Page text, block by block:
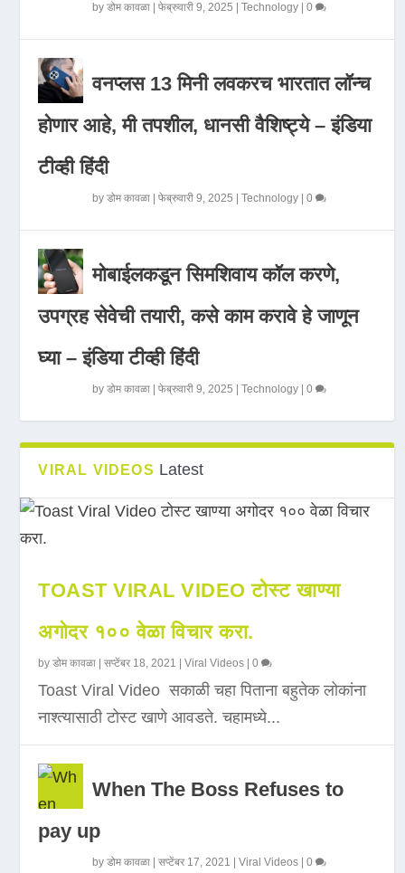
byडोम कावळा |फेब्रुवारी 9, 2025 |Technology |0
वनप्लस 13 मिनी लवकरच भारतात लॉन्च
होणार आहे, मी तपशील, धानसी वैशिष्ट्ये – इंडिया
टीव्ही हिंदी
byडोम कावळा |फेब्रुवारी 9, 2025 |Technology |0
मोबाईलकडून सिमशिवाय कॉल करणे,
उपग्रह सेवेची तयारी, कसे काम करावे हे जाणून
घ्या – इंडिया टीव्ही हिंदी
byडोम कावळा |फेब्रुवारी 9, 2025 |Technology |0
VIRAL VIDEOS Latest
TOAST VIRAL VIDEO टोस्ट खाण्या
अगोदर १०० वेळा विचार करा.
byडोम कावळा |सप्टेंबर 18, 2021 |Viral Videos |0
Toast Viral Video सकाळी चहा पिताना बहुतेक लोकांना
नाश्त्यासाठी टोस्ट खाणे आवडते. चहामध्ये...
When The Boss Refuses to
pay up
byडोम कावळा |सप्टेंबर 17, 2021 |Viral Videos |0